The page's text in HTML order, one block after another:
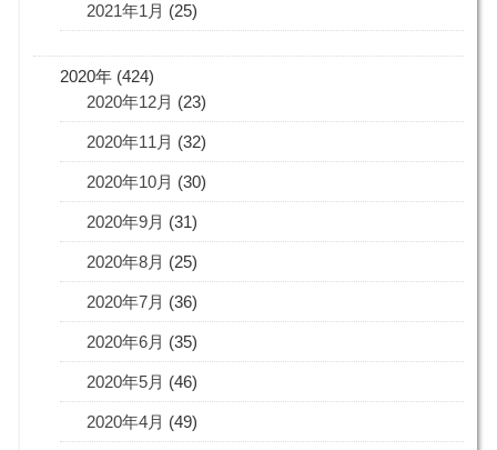
2021年1月 (25)
2020年 (424)
2020年12月 (23)
2020年11月 (32)
2020年10月 (30)
2020年9月 (31)
2020年8月 (25)
2020年7月 (36)
2020年6月 (35)
2020年5月 (46)
2020年4月 (49)